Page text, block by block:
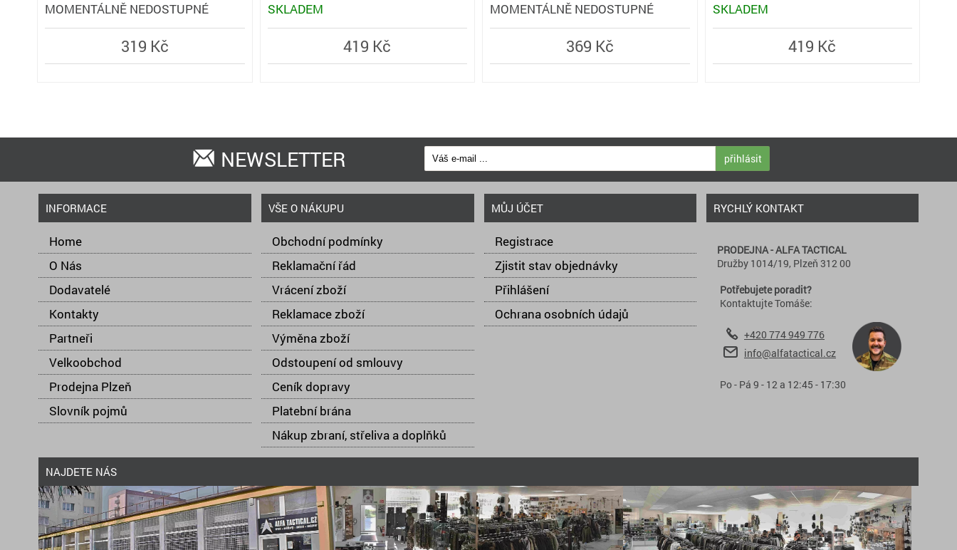
MOMENTÁLNĚ NEDOSTUPNÉ
319 Kč
SKLADEM
419 Kč
MOMENTÁLNĚ NEDOSTUPNÉ
369 Kč
SKLADEM
419 Kč
NEWSLETTER přihlásit
INFORMACE
Home
O Nás
Dodavatelé
Kontakty
Partneři
Velkoobchod
Prodejna Plzeň
Slovník pojmů
VŠE O NÁKUPU
Obchodní podmínky
Reklamační řád
Vrácení zboží
Reklamace zboží
Výměna zboží
Odstoupení od smlouvy
Ceník dopravy
Platební brána
Nákup zbraní, střeliva a doplňků
MŮJ ÚČET
Registrace
Zjistit stav objednávky
Přihlášení
Ochrana osobních údajů
RYCHLÝ KONTAKT
PRODEJNA - ALFA TACTICAL
Družby 1014/19, Plzeň 312 00
Potřebujete poradit?
Kontaktujte Tomáše:
+420 774 949 776
info@alfatactical.cz
Po - Pá 9 - 12 a 12:45 - 17:30
NAJDETE NÁS